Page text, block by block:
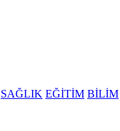
SAĞLIK EĞİTİM BİLİM